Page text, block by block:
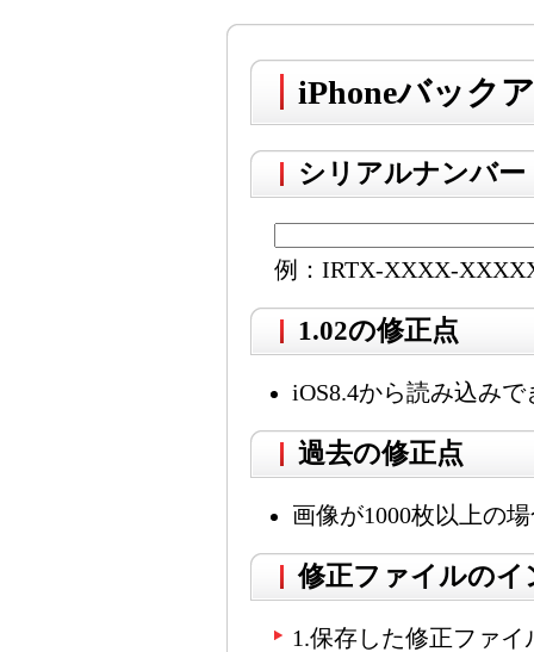
iPhoneバック
シリアルナンバー
例：IRTX-XXXX-
1.02の修正点
iOS8.4から読み込み
過去の修正点
画像が1000枚以上の
修正ファイルのイ
1.保存した修正ファイ